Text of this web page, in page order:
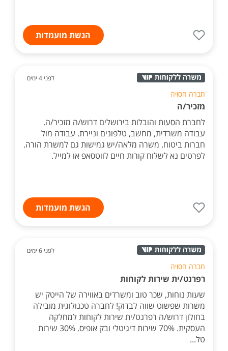
הגשת מועמדות
לפני 4 ימים
חברה חסויה
מזכיר/ה
לחברת הסעות והובלות בירושלים דרוש/ה מזכיר/ה.
עבודה משרדית, מחשב, טלפונים וניירת. עבודה מול
חברות ביטוח. משרה מלאה/יש גמישות גם למשרת הורה.
לפרטים נא לשלוח קורות חיים לווטסאפ או למייל.
הגשת מועמדות
לפני 6 ימים
חברה חסויה
רפרנט/ית שירות לקוחות
שעות נוחות, שכר טוב ומשרדים באווירה של הייטק יש
משרות שפשוט שווה לבדוק! לחברה טכנולוגית מובילה
בחולון דרוש/ה רפרנט/ית שירות לקוחות למחלקה
העסקית. 70% שירות דיגיטלי ובק אופיס. 30% שירות
טל...